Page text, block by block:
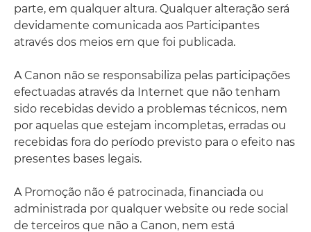
parte, em qualquer altura. Qualquer alteração será
devidamente comunicada aos Participantes
através dos meios em que foi publicada.
A Canon não se responsabiliza pelas participações
efectuadas através da Internet que não tenham
sido recebidas devido a problemas técnicos, nem
por aquelas que estejam incompletas, erradas ou
recebidas fora do período previsto para o efeito nas
presentes bases legais.
A Promoção não é patrocinada, financiada ou
administrada por qualquer website ou rede social
de terceiros que não a Canon, nem está